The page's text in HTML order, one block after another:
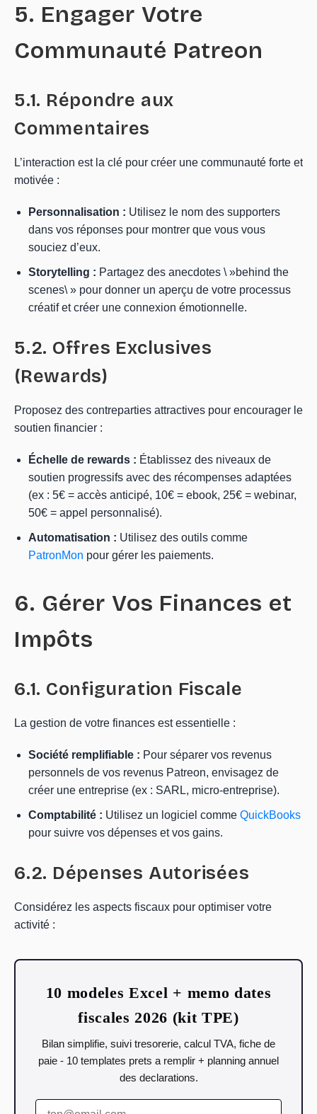
5. Engager Votre
Communauté Patreon
5.1. Répondre aux
Commentaires
L’interaction est la clé pour créer une communauté forte et
motivée :
Personnalisation : Utilisez le nom des supporters
dans vos réponses pour montrer que vous vous
souciez d’eux.
Storytelling : Partagez des anecdotes \ »behind the
scenes\ » pour donner un aperçu de votre processus
créatif et créer une connexion émotionnelle.
5.2. Offres Exclusives
(Rewards)
Proposez des contreparties attractives pour encourager le
soutien financier :
Échelle de rewards : Établissez des niveaux de
soutien progressifs avec des récompenses adaptées
(ex : 5€ = accès anticipé, 10€ = ebook, 25€ = webinar,
50€ = appel personnalisé).
Automatisation : Utilisez des outils comme
PatronMon pour gérer les paiements.
6. Gérer Vos Finances et
Impôts
6.1. Configuration Fiscale
La gestion de votre finances est essentielle :
Société remplifiable : Pour séparer vos revenus
personnels de vos revenus Patreon, envisagez de
créer une entreprise (ex : SARL, micro-entreprise).
Comptabilité : Utilisez un logiciel comme QuickBooks
pour suivre vos dépenses et vos gains.
6.2. Dépenses Autorisées
Considérez les aspects fiscaux pour optimiser votre
activité :
10 modeles Excel + memo dates
fiscales 2026 (kit TPE)
Bilan simplifie, suivi tresorerie, calcul TVA, fiche de
paie - 10 templates prets a remplir + planning annuel
des declarations.